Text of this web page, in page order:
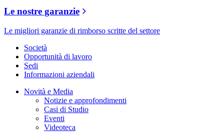
Le nostre garanzie
Le migliori garanzie di rimborso scritte del settore
Società
Opportunità di lavoro
Sedi
Informazioni aziendali
Novità e Media
Notizie e approfondimenti
Casi di Studio
Eventi
Videoteca